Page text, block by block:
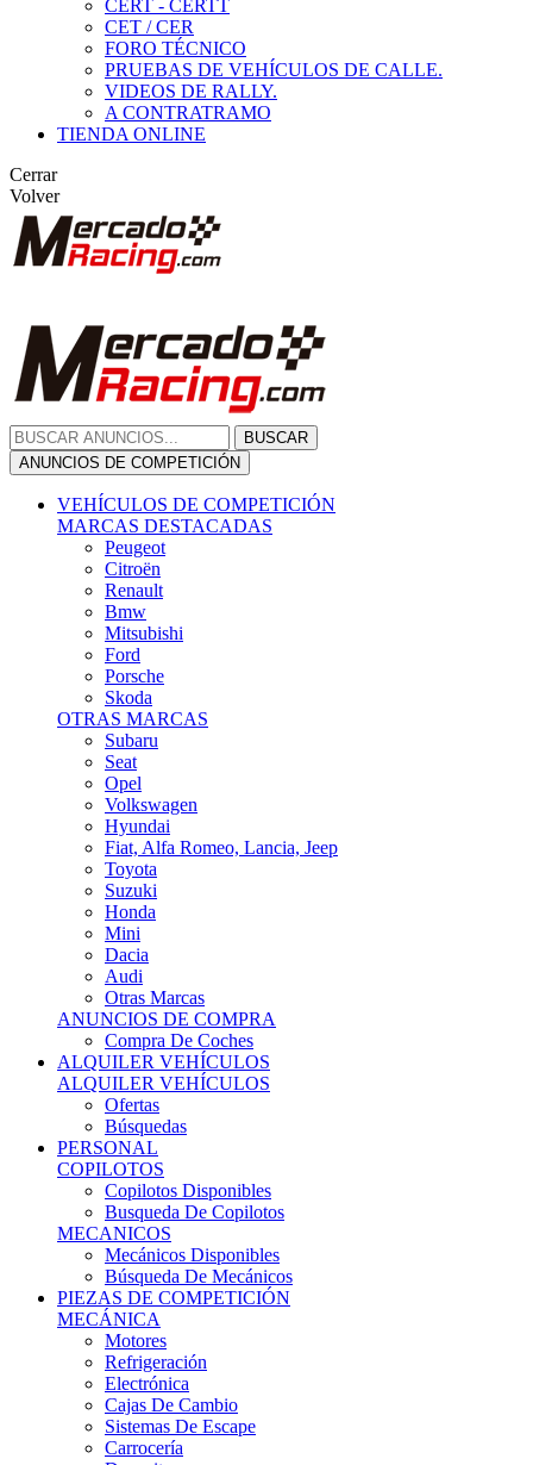
CERT - CERTT
CET / CER
FORO TÉCNICO
PRUEBAS DE VEHÍCULOS DE CALLE.
VIDEOS DE RALLY.
A CONTRATRAMO
TIENDA ONLINE
Cerrar
Volver
BUSCAR
ANUNCIOS DE COMPETICIÓN
VEHÍCULOS DE COMPETICIÓN
MARCAS DESTACADAS
Peugeot
Citroën
Renault
Bmw
Mitsubishi
Ford
Porsche
Skoda
OTRAS MARCAS
Subaru
Seat
Opel
Volkswagen
Hyundai
Fiat, Alfa Romeo, Lancia, Jeep
Toyota
Suzuki
Honda
Mini
Dacia
Audi
Otras Marcas
ANUNCIOS DE COMPRA
Compra De Coches
ALQUILER VEHÍCULOS
ALQUILER VEHÍCULOS
Ofertas
Búsquedas
PERSONAL
COPILOTOS
Copilotos Disponibles
Busqueda De Copilotos
MECANICOS
Mecánicos Disponibles
Búsqueda De Mecánicos
PIEZAS DE COMPETICIÓN
MECÁNICA
Motores
Refrigeración
Electrónica
Cajas De Cambio
Sistemas De Escape
Carrocería
Depositos
Suspensiones